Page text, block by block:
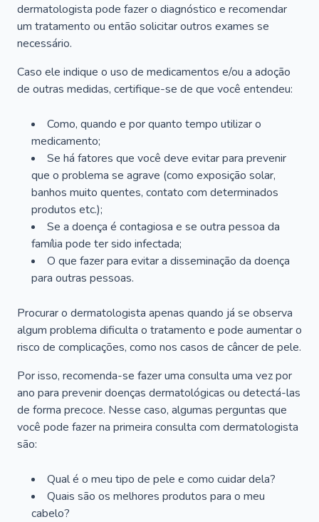
dermatologista pode fazer o diagnóstico e recomendar
um tratamento ou então solicitar outros exames se
necessário.
Caso ele indique o uso de medicamentos e/ou a adoção
de outras medidas, certifique-se de que você entendeu:
Como, quando e por quanto tempo utilizar o
medicamento;
Se há fatores que você deve evitar para prevenir
que o problema se agrave (como exposição solar,
banhos muito quentes, contato com determinados
produtos etc.);
Se a doença é contagiosa e se outra pessoa da
família pode ter sido infectada;
O que fazer para evitar a disseminação da doença
para outras pessoas.
Procurar o dermatologista apenas quando já se observa
algum problema dificulta o tratamento e pode aumentar o
risco de complicações, como nos casos de câncer de pele.
Por isso, recomenda-se fazer uma consulta uma vez por
ano para prevenir doenças dermatológicas ou detectá-las
de forma precoce. Nesse caso, algumas perguntas que
você pode fazer na primeira consulta com dermatologista
são:
Qual é o meu tipo de pele e como cuidar dela?
Quais são os melhores produtos para o meu
cabelo?